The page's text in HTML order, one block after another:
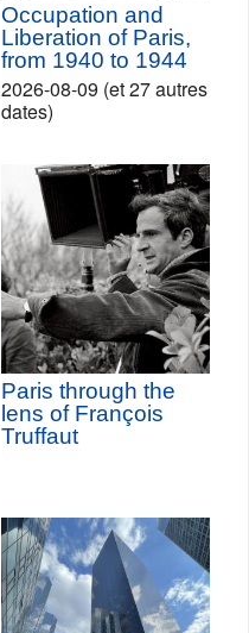
Occupation and
Liberation of Paris,
from 1940 to 1944
2026-08-09 (et 27 autres
dates)
Paris through the
lens of François
Truffaut